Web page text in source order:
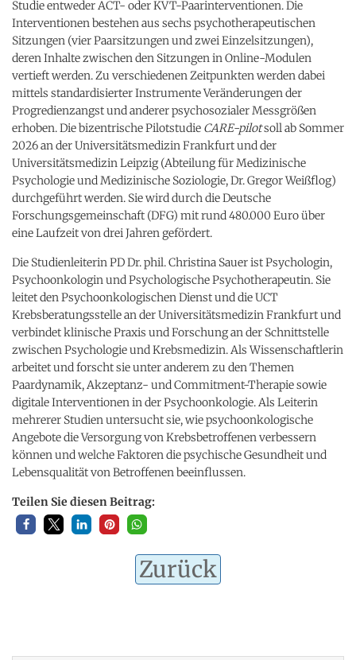
Studie entweder ACT- oder KVT-Paarinterventionen. Die
Interventionen bestehen aus sechs psychotherapeutischen
Sitzungen (vier Paarsitzungen und zwei Einzelsitzungen),
deren Inhalte zwischen den Sitzungen in Online-Modulen
vertieft werden. Zu verschiedenen Zeitpunkten werden dabei
mittels standardisierter Instrumente Veränderungen der
Progredienzangst und anderer psychosozialer Messgrößen
erhoben. Die bizentrische Pilotstudie CARE-pilotsoll ab Sommer
2026 an der Universitätsmedizin Frankfurt und der
Universitätsmedizin Leipzig (Abteilung für Medizinische
Psychologie und Medizinische Soziologie, Dr. Gregor Weißflog)
durchgeführt werden. Sie wird durch die Deutsche
Forschungsgemeinschaft (DFG) mit rund 480.000 Euro über
eine Laufzeit von drei Jahren gefördert.
Die Studienleiterin PD Dr. phil. Christina Sauer ist Psychologin,
Psychoonkologin und Psychologische Psychotherapeutin. Sie
leitet den Psychoonkologischen Dienst und die UCT
Krebsberatungsstelle an der Universitätsmedizin Frankfurt und
verbindet klinische Praxis und Forschung an der Schnittstelle
zwischen Psychologie und Krebsmedizin. Als Wissenschaftlerin
arbeitet und forscht sie unter anderem zu den Themen
Paardynamik, Akzeptanz- und Commitment-Therapie sowie
digitale Interventionen in der Psychoonkologie. Als Leiterin
mehrerer Studien untersucht sie, wie psychoonkologische
Angebote die Versorgung von Krebsbetroffenen verbessern
können und welche Faktoren die psychische Gesundheit und
Lebensqualität von Betroffenen beeinflussen.
Teilen Sie diesen Beitrag:
Zurück